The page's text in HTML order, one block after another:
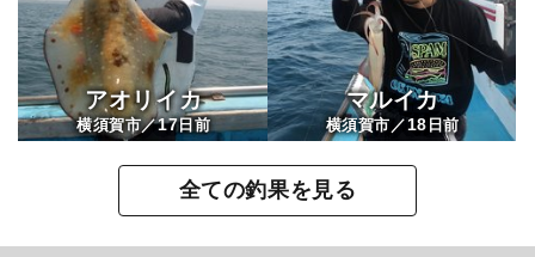
アオリイカ
横須賀市／17日前
マルイカ
横須賀市／18 日前
全ての釣果を見る